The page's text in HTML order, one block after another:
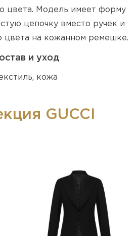
цвета. Модель имеет форму
цепочку вместо ручек и
цвета на кожанном ремешке.
и уход
кожа
GUCCI